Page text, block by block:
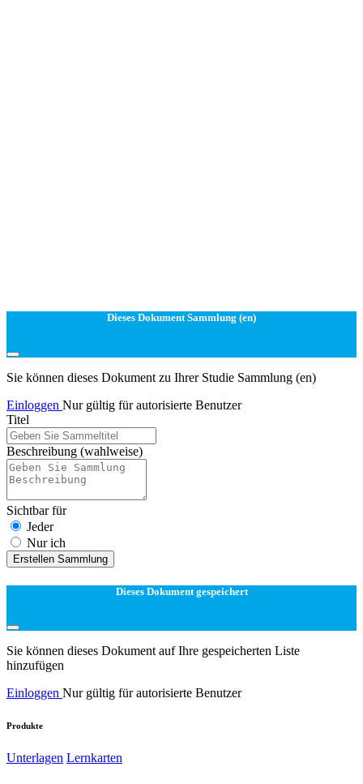
Dieses Dokument Sammlung (en)
Sie können dieses Dokument zu Ihrer Studie Sammlung (en)
Einloggen Nur gültig für autorisierte Benutzer
Titel
Beschreibung (wahlweise)
Sichtbar für
Jeder
Nur ich
Erstellen Sammlung
Dieses Dokument gespeichert
Sie können dieses Dokument auf Ihre gespeicherten Liste
hinzufügen
Einloggen Nur gültig für autorisierte Benutzer
Produkte
Unterlagen Lernkarten